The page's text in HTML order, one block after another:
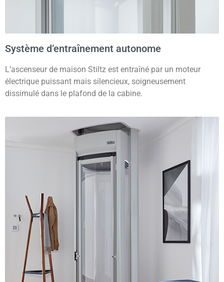
Système d’entraînement autonome
L’ascenseur de maison Stiltz est entraîné par un moteur
électrique puissant mais silencieux, soigneusement
dissimulé dans le plafond de la cabine.